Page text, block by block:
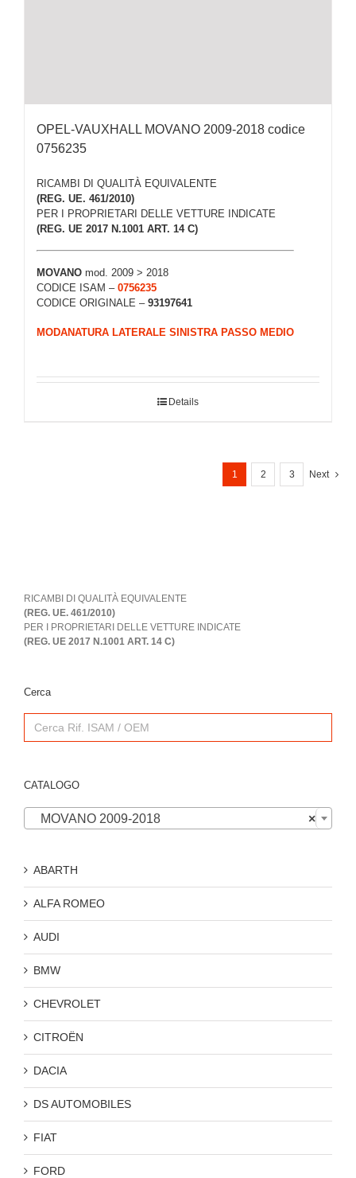
OPEL-VAUXHALL MOVANO 2009-2018 codice
0756235
RICAMBI DI QUALITÀ EQUIVALENTE
(REG. UE. 461/2010)
PER I PROPRIETARI DELLE VETTURE INDICATE
(REG. UE 2017 N.1001 ART. 14 C)
MOVANO mod. 2009 > 2018
CODICE ISAM – 0756235
CODICE ORIGINALE – 93197641
MODANATURA LATERALE SINISTRA PASSO MEDIO
Details
1 2 3 Next
RICAMBI DI QUALITÀ EQUIVALENTE
(REG. UE. 461/2010)
PER I PROPRIETARI DELLE VETTURE INDICATE
(REG. UE 2017 N.1001 ART. 14 C)
Cerca
Search
for:
CATALOGO
×
MOVANO 2009-2018
ABARTH
ALFA ROMEO
AUDI
BMW
CHEVROLET
CITROËN
DACIA
DS AUTOMOBILES
FIAT
FORD